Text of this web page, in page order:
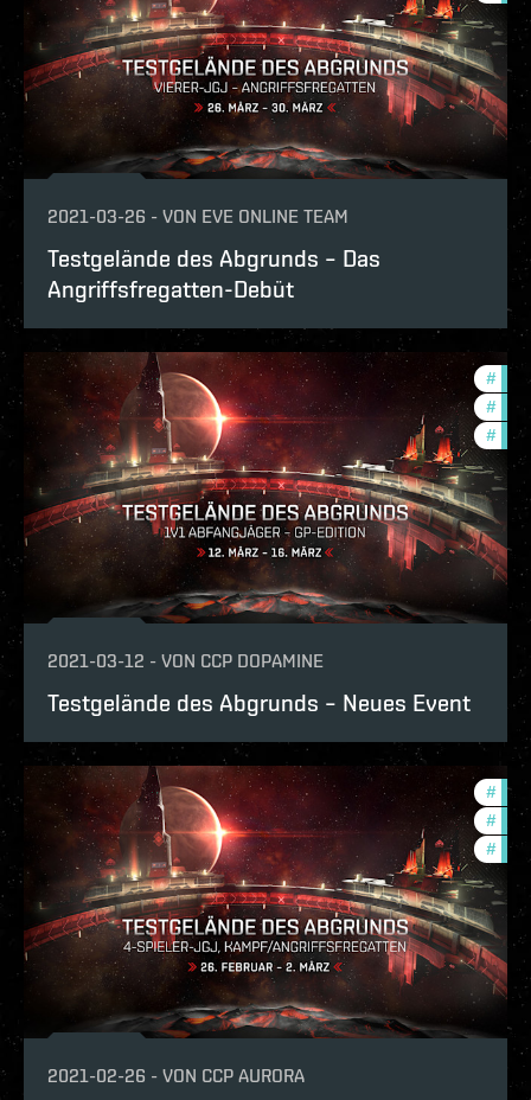
2021-03-26 - VON EVE ONLINE TEAM
Testgelände des Abgrunds – Das
Angriffsfregatten-Debüt
# in-
# pvp
#
2021-03-12 - VON CCP DOPAMINE
Testgelände des Abgrunds – Neues Event
#
# in-
# pvp
2021-02-26 - VON CCP AURORA